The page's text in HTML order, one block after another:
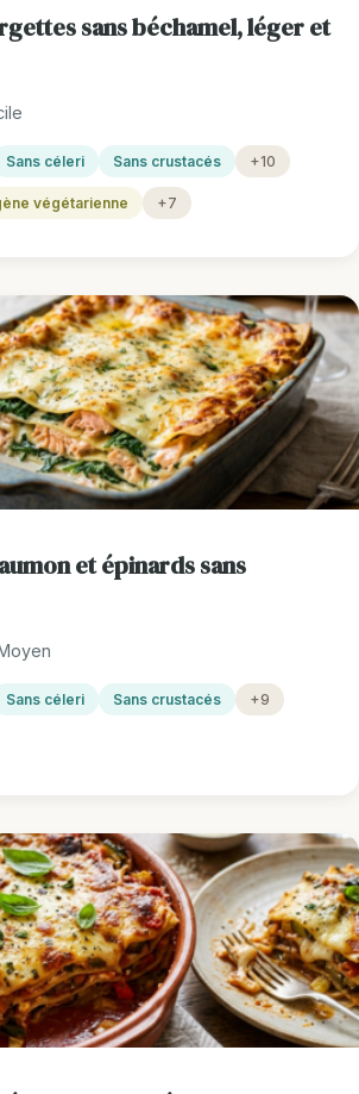
sans béchamel, léger et
Sans céleri Sans crustacés +10
végétarienne +7
et épinards sans
Sans céleri Sans crustacés +9